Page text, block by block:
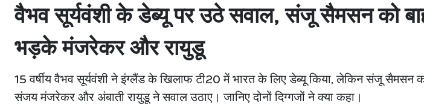
वैभव सूर्यवंशी के डेब्यू पर उठे सवाल, संजू सैमसन को
भड़के मंजरेकर और रायुडू
15 वर्षीय वैभव सूर्यवंशी ने इंग्लैंड के खिलाफ टी20 में भारत के लिए डेब्यू किया, लेकिन संजू सैमसन
संजय मंजरेकर और अंबाती रायुडू ने सवाल उठाए। जानिए दोनों दिग्गजों ने क्या कहा।